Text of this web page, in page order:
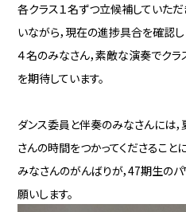
各クラス１名ずつ立候補していただ
いながら，現在の進捗具合を確認し
４名のみなさん，素敵な演奏でクラ
を期待しています。
ダンス委員と伴奏のみなさんには
さんの時間をつかってくださること
みなさんのがんばりが，47期生のパ
願いします。